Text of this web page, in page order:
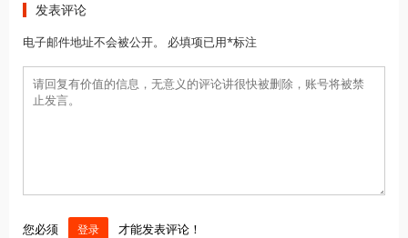
发表评论
电子邮件地址不会被公开。 必填项已用*标注
您必须 登录 才能发表评论！